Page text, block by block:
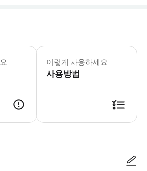
레오폴트 미술관 운영 시간: 수요일-
* 세계 최대 규모의 에곤 실레 걸작
이렇게 사용하세요
사용방법